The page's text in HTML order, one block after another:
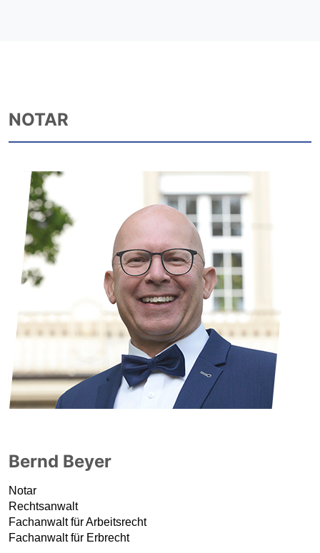
NOTAR
Bernd Beyer
Notar
Rechtsanwalt
Fachanwalt für Arbeitsrecht
Fachanwalt für Erbrecht